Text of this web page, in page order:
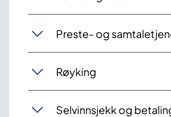
Preste- og
Røyking
Selvinnsjekk og